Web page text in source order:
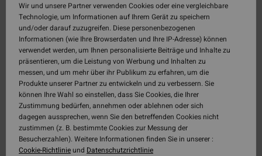
Wir und unsere Partner verwenden Cookies oder eine vergleichbare
Technologie, um Informationen auf Ihrem Gerät zu speichern
und/oder darauf zuzugreifen. Diese personenbezogenen
Informationen (wie Ihre Browserdaten und Ihre IP-Adresse) können
verwendet werden, um Ihnen personalisierte Beiträge und Inhalte zu
präsentieren, um die Leistung von Werbung und Inhalten zu
messen, und um mehr über ihr Publikum zu erfahren, um die
Produkte unserer Partner zu entwickeln und zu verbessern. Sie
können Ihre Wahl so einstellen, dass Sie Cookies, die Ihrer
Zustimmung bedürfen, annehmen oder ablehnen oder sich
dagegen aussprechen, wenn Sie den betreffenden Cookies nicht
zustimmen (z. B. bestimmte Cookies zur Messung der
Besucherzahlen). Weitere Informationen finden Sie in unserer :
Cookie-Richtlinieund Datenschutzrichtlinie